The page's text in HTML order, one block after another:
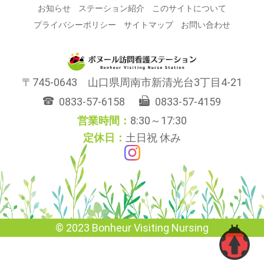
お知らせ ステーション紹介
このサイトについて
プライバシーポリシー
サイトマップ お問い合わせ
745-0643 山口県周南市新清光台3丁目4-21
0833-57-6158
0833-57-4159
8:30～17:30
土日祝 休み
© 2023 Bonheur Visiting Nursing